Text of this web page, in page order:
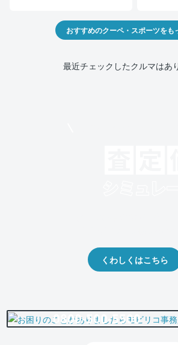
おすすめのクーペ・スポーツをも
最近チェックしたクルマはあ
くわしくはこちら
0800-500-5500